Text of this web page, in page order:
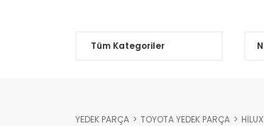
Tüm Kategoriler
YEDEK PARÇA TOYOTA YEDEK PARÇA HİLUX